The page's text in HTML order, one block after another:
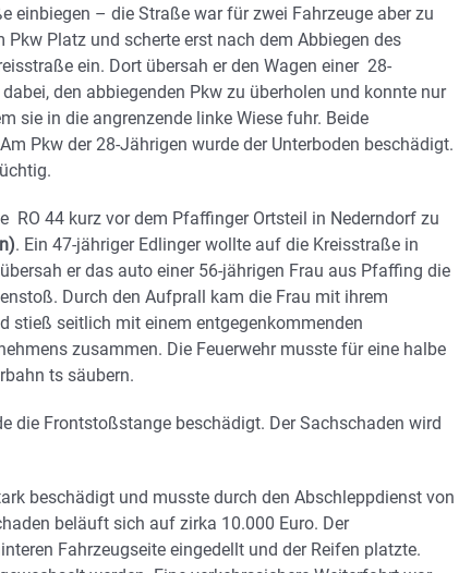
einbiegen – die Straße war für zwei Fahrzeuge aber zu
Platz und scherte erst nach dem Abbiegen des
ein. Dort übersah er den Wagen einer 28-
den abbiegenden Pkw zu überholen und konnte nur
sie in die angrenzende linke Wiese fuhr. Beide
Pkw der 28-Jährigen wurde der Unterboden beschädigt.
RO 44 kurz vor dem Pfaffinger Ortsteil in Nederndorf zu
. Ein 47-jähriger Edlinger wollte auf die Kreisstraße in
er das auto einer 56-jährigen Frau aus Pfaffing die
Durch den Aufprall kam die Frau mit ihrem
stieß seitlich mit einem entgegenkommenden
zusammen. Die Feuerwehr musste für eine halbe
ts säubern.
die Frontstoßstange beschädigt. Der Sachschaden wird
beschädigt und musste durch den Abschleppdienst von
beläuft sich auf zirka 10.000 Euro. Der
Fahrzeugseite eingedellt und der Reifen platzte.